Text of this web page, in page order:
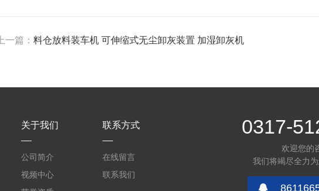
上一篇： 料仓放料装车机 可伸缩式无尘卸灰装置 加湿卸灰机
关于我们
公司简介
视频中心
联系方式
在线留言
联系我们
0317-
欢迎您的
我们将竭尽全力